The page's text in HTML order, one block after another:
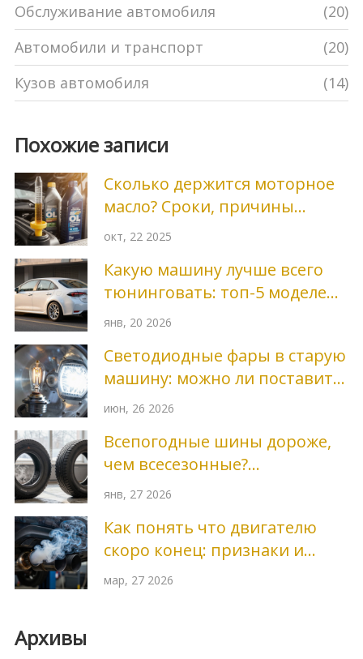
Обслуживание автомобиля
(20)
Автомобили и транспорт
(20)
Кузов автомобиля
(14)
Похожие записи
Сколько держится моторное
масло? Сроки, причины
порчи и как их избежать
окт, 22 2025
Какую машину лучше всего
тюнинговать: топ-5 моделей
для стайлинга и
янв, 20 2026
Светодиодные фары в старую
машину: можно ли поставить
и какие есть подводные
июн, 26 2026
Всепогодные шины дороже,
чем всесезонные?
Разбираемся в ценах и
янв, 27 2026
Как понять что двигателю
скоро конец: признаки и
диагностика
мар, 27 2026
Архивы